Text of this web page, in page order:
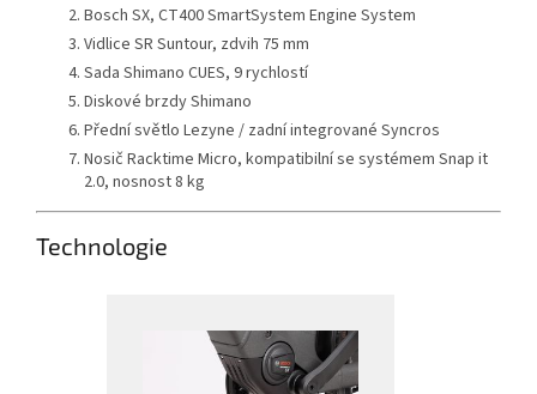
Bosch SX, CT400 SmartSystem Engine System
Vidlice SR Suntour, zdvih 75 mm
Sada Shimano CUES, 9 rychlostí
Diskové brzdy Shimano
Přední světlo Lezyne / zadní integrované Syncros
Nosič Racktime Micro, kompatibilní se systémem Snap it
2.0, nosnost 8 kg
Technologie